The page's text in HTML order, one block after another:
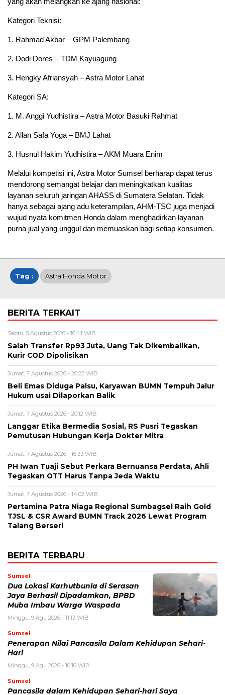
Kategori Teknisi:
1. Rahmad Akbar – GPM Palembang
2. Dodi Dores – TDM Kayuagung
3. Hengky Afriansyah – Astra Motor Lahat
Kategori SA:
1. M. Anggi Yudhistira – Astra Motor Basuki Rahmat
2. Allan Safa Yoga – BMJ Lahat
3. Husnul Hakim Yudhistira – AKM Muara Enim
Melalui kompetisi ini, Astra Motor Sumsel berharap dapat terus
mendorong semangat belajar dan meningkatkan kualitas
layanan seluruh jaringan AHASS di Sumatera Selatan. Tidak
hanya sebagai ajang adu keterampilan, AHM-TSC juga menjadi
wujud nyata komitmen Honda dalam menghadirkan layanan
purna jual yang unggul dan memuaskan bagi setiap konsumen.
Tag : Astra Honda Motor
BERITA TERKAIT
Sabtu, 8 Agustus 2026 - 16:41 WIB
Salah Transfer Rp93 Juta, Uang Tak Dikembalikan,
Kurir COD Dipolisikan
Jumat, 7 Agustus 2026 - 20:22 WIB
Beli Emas Diduga Palsu, Karyawan BUMN Tempuh Jalur
Hukum usai Dilaporkan Balik
Jumat, 7 Agustus 2026 - 20:12 WIB
Langgar Etika Bermedia Sosial, RS Pusri Tegaskan
Pemutusan Hubungan Kerja Dokter Mitra
Jumat, 7 Agustus 2026 - 16:33 WIB
PH Iwan Tuaji Sebut Perkara Bernuansa Perdata, Ahli
Tegaskan OTT Harus Tanpa Jeda Waktu
Jumat, 7 Agustus 2026 - 14:02 WIB
Pertamina Patra Niaga Regional Sumbagsel Raih Gold
TJSL & CSR Award BUMN Track 2026 Lewat Program
Talang Berseri
BERITA TERBARU
Sumsel
Dua Lokasi Karhutbunla di Serasan
Jaya Berhasil Dipadamkan, BPBD
Muba Imbau Warga Waspada
Minggu, 9 Agu 2026 - 11:13 WIB
Sumsel
Penerapan Nilai Pancasila Dalam Kehidupan Sehari-
Hari
Minggu, 9 Agu 2026 - 10:16 WIB
Sumsel
Pancasila dalam Kehidupan Sehari-hari Saya